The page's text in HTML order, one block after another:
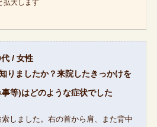
拡大します
/ 女性
りましたか？来院したきっかけを
等)はどのような症状でした
しました。右の首から肩、また背中